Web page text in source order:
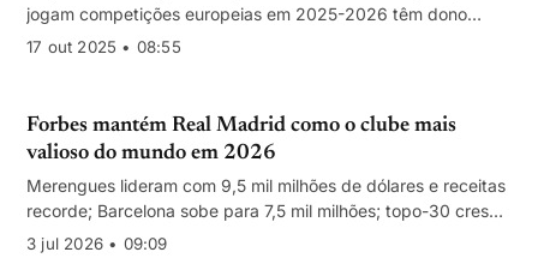
jogam competições europeias em 2025-2026 têm dono
internacional, com forte peso norte‑americano. Premier
17 out 2025 • 08:55
Forbes mantém Real Madrid como o clube mais
valioso do mundo em 2026
Merengues lideram com 9,5 mil milhões de dólares e receitas
recorde; Barcelona sobe para 7,5 mil milhões; topo-30 cresce
21% face a 2025.
3 jul 2026 • 09:09